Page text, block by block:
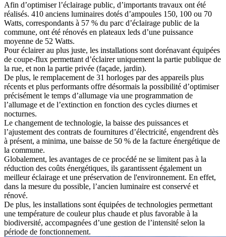
Afin d’optimiser l’éclairage public, d’importants travaux ont été
réalisés. 410 anciens luminaires dotés d’ampoules 150, 100 ou 70
Watts, correspondants à 57 % du parc d’éclairage public de la
commune, ont été rénovés en plateaux leds d’une puissance
moyenne de 52 Watts.
Pour éclairer au plus juste, les installations sont dorénavant équipées
de coupe-flux permettant d’éclairer uniquement la partie publique de
la rue, et non la partie privée (façade, jardin).
De plus, le remplacement de 31 horloges par des appareils plus
récents et plus performants offre désormais la possibilité d’optimiser
précisément le temps d’allumage via une programmation de
l’allumage et de l’extinction en fonction des cycles diurnes et
nocturnes.
Le changement de technologie, la baisse des puissances et
l’ajustement des contrats de fournitures d’électricité, engendrent dès
à présent, a minima, une baisse de 50 % de la facture énergétique de
la commune.
Globalement, les avantages de ce procédé ne se limitent pas à la
réduction des coûts énergétiques, ils garantissent également un
meilleur éclairage et une préservation de l'environnement. En effet,
dans la mesure du possible, l’ancien luminaire est conservé et
rénové.
De plus, les installations sont équipées de technologies permettant
une température de couleur plus chaude et plus favorable à la
biodiversité, accompagnées d’une gestion de l’intensité selon la
période de fonctionnement.